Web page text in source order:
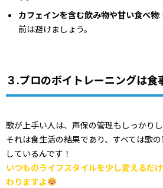
カフェインを含む飲み物や甘い食べ物:
前は避けましょう。
３.プロのボイトレーニングは食
歌が上手い人は、声保の管理もしっかりし
それは食生活の結果であり、すべては歌
しているんです！
いつものライフスタイルを少し変えるだ
わりますよ